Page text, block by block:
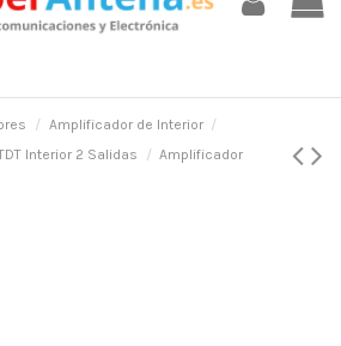
Amplificador de Interior
Interior 2 Salidas
Amplificador